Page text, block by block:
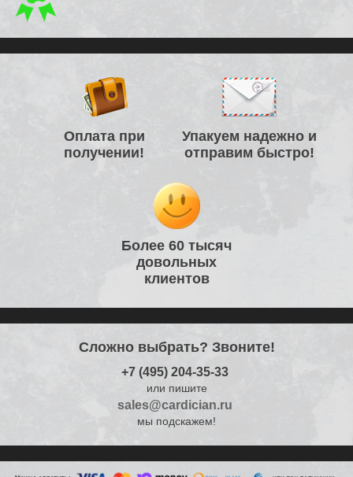
Оплата при
получении!
Упакуем надежно и
отправим быстро!
Более 60 тысяч
довольных
клиентов
Сложно выбрать? Звоните!
+7 (495) 204-35-33
или пишите
sales@cardician.ru
мы подскажем!